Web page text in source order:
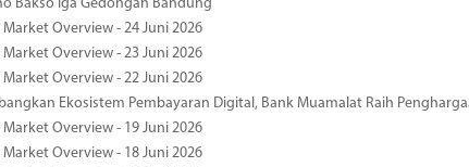
Bakso Iga Gedongan Bandung
Market Overview - 24 Juni 2026
Market Overview - 23 Juni 2026
Market Overview - 22 Juni 2026
Ekosistem Pembayaran Digital, Bank Muamalat Raih
Market Overview - 19 Juni 2026
Market Overview - 18 Juni 2026